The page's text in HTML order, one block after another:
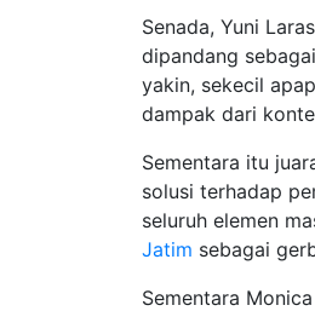
Senada, Yuni
dipandang
yakin, sekecil
dampak dari
Sementara itu
solusi terhadap
seluruh elemen
Jatim sebagai
Sementara